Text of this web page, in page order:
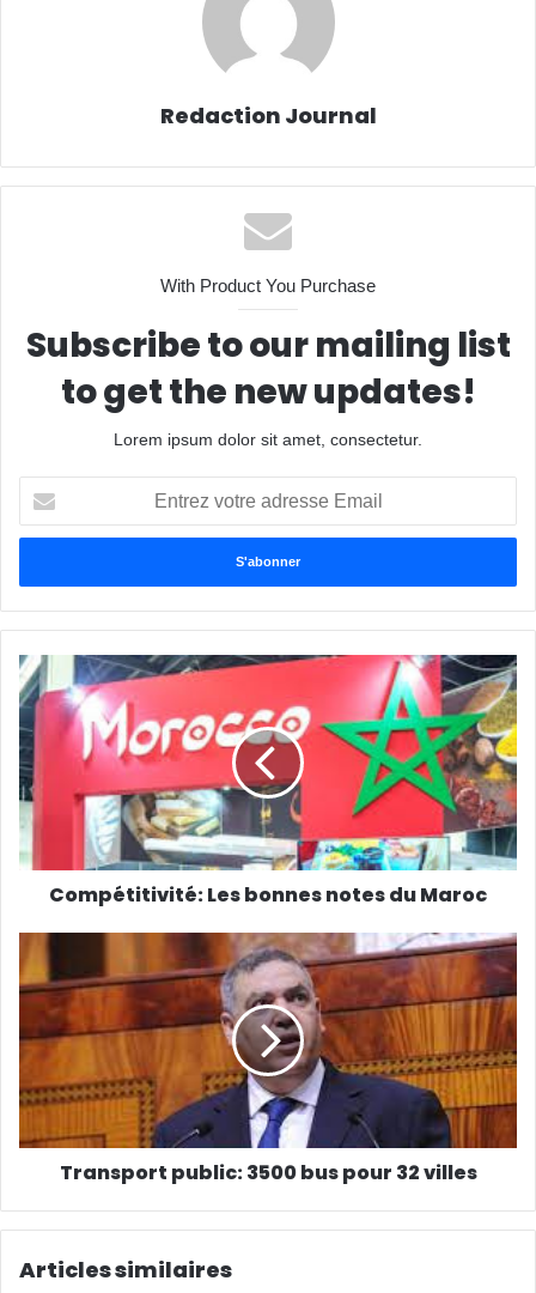
Redaction Journal
With Product You Purchase
Subscribe to our mailing list
to get the new updates!
Lorem ipsum dolor sit amet, consectetur.
votre
adresse
Compétitivité: Les bonnes notes du Maroc
Transport public: 3500 bus pour 32 villes
Articles similaires